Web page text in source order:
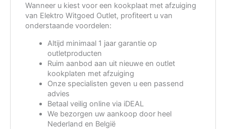
Wanneer u kiest voor een kookplaat met afzuiging
van Elektro Witgoed Outlet, profiteert u van
onderstaande voordelen:
Altijd minimaal 1 jaar garantie op
outletproducten
Ruim aanbod aan uit nieuwe en outlet
kookplaten met afzuiging
Onze specialisten geven u een passend
advies
Betaal veilig online via iDEAL
We bezorgen uw aankoop door heel
Nederland en België